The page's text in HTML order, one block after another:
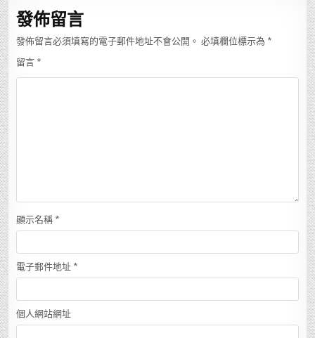
發佈留言
發佈留言必須填寫的電子郵件地址不會公開。 必填欄位標示為 *
留言 *
顯示名稱 *
電子郵件地址 *
個人網站網址